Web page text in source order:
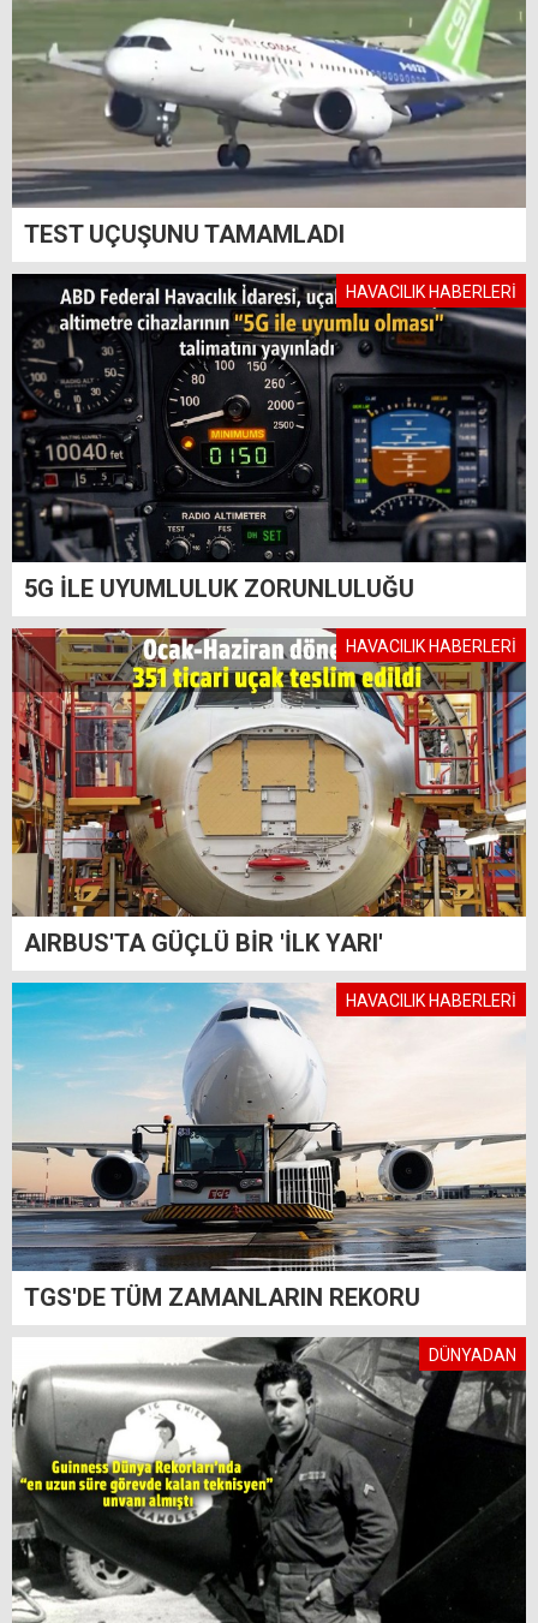
TEST UÇUŞUNU TAMAMLADI
HAVACILIK HABERLERİ
5G İLE UYUMLULUK ZORUNLULUĞU
HAVACILIK HABERLERİ
AIRBUS'TA GÜÇLÜ BİR 'İLK YARI'
HAVACILIK HABERLERİ
TGS'DE TÜM ZAMANLARIN REKORU
DÜNYADAN